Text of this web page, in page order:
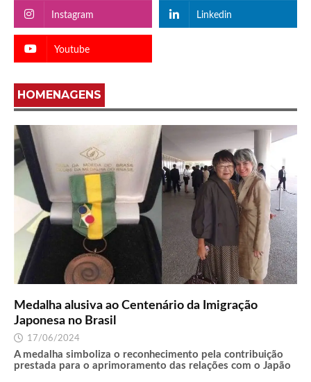
Instagram Linkedin
Youtube
HOMENAGENS
Medalha alusiva ao Centenário da Imigração
Japonesa no Brasil
17/06/2024
A medalha simboliza o reconhecimento pela contribuição
prestada para o aprimoramento das relações com o Japão